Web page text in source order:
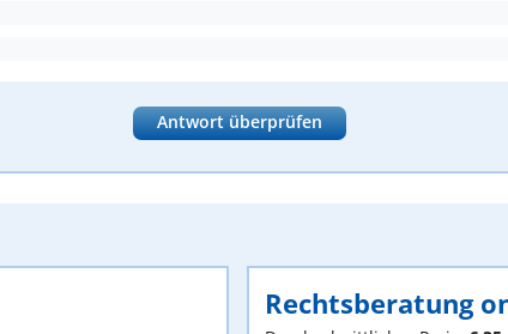
Antwort überprüfen
Rechtsberatung